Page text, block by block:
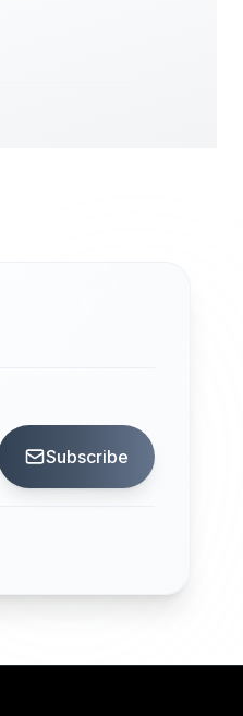
Subscribe